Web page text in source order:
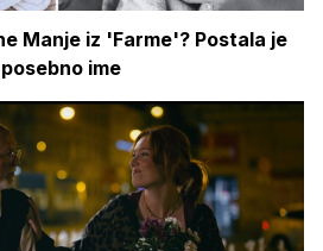
Manje iz 'Farme'? Postala je
ime